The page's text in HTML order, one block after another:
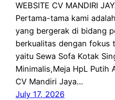
WEBSITE CV MANDIRI
Pertama-tama kami
yang bergerak di bidang
berkualitas dengan fokus
yaitu Sewa Sofa Kotak
Minimalis,Meja HpL Putih
CV Mandiri Jaya…
July 17, 2026